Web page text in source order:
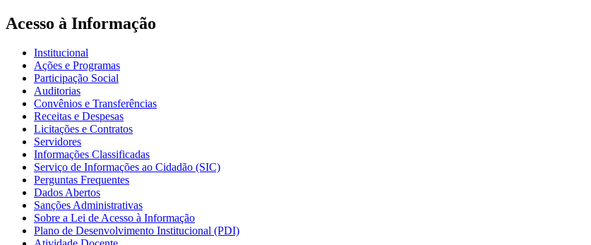
Acesso à Informação
Institucional
Ações e Programas
Participação Social
Auditorias
Convênios e Transferências
Receitas e Despesas
Licitações e Contratos
Servidores
Informações Classificadas
Serviço de Informações ao Cidadão (SIC)
Perguntas Frequentes
Dados Abertos
Sanções Administrativas
Sobre a Lei de Acesso à Informação
Plano de Desenvolvimento Institucional (PDI)